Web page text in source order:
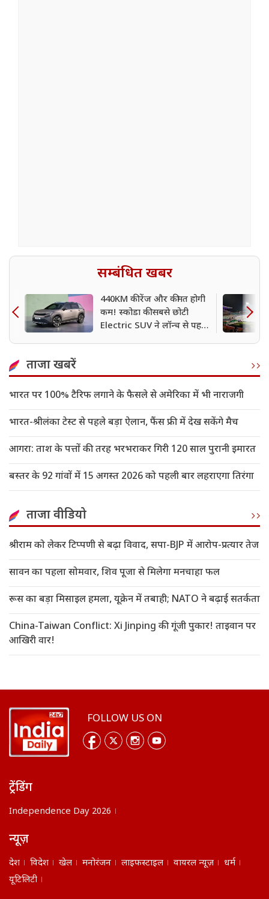
सम्बंधित खबर
440KM की रेंज और कीमत होगी
कम! स्कोडा की सबसे छोटी
Electric SUV ने लॉन्च से पहले
ताजा खबरें
भारत पर 100% टैरिफ लगाने के फैसले से अमेरिका में भी नाराजगी
भारत-श्रीलंका टेस्ट से पहले बड़ा ऐलान, फैंस फ्री में देख सकेंगे मैच
आगरा: ताश के पत्तों की तरह भरभराकर गिरी 120 साल पुरानी इमारत
बस्तर के 92 गांवों में 15 अगस्त 2026 को पहली बार लहराएगा तिरंगा
ताजा वीडियो
श्रीराम को लेकर टिप्पणी से बढ़ा विवाद, सपा-BJP में आरोप-प्रत्यार तेज
सावन का पहला सोमवार, शिव पूजा से मिलेगा मनचाहा फल
रूस का बड़ा मिसाइल हमला, यूक्रेन में तबाही; NATO ने बढ़ाई सतर्कता
China-Taiwan Conflict: Xi Jinping की गूंजी पुकार! ताइवान पर
आखिरी वार!
FOLLOW US ON
ट्रेंडिंग
Independence Day 2026
न्यूज़
देश विदेश खेल मनोरंजन लाइफस्टाइल वायरल न्यूज़
धर्म
यूटिलिटी